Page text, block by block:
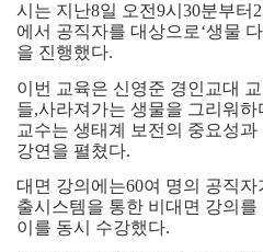
시는 지난8일 오전9시 30분부터 2
에서 공직자를 대상으로‘생물
을 진행했다.
이번 교육은 신영준 경인교대
들,사라져가는 생물을 그리워하
교수는 생태계 보전의 중요성
강연을 펼쳤다.
대면 강의에는60여 명의 공직자
출시스템을 통한 비대면 강의를
이를 동시 수강했다.